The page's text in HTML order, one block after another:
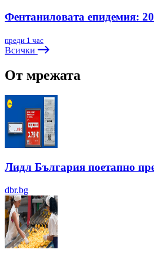
Фентаниловата епидемия:
преди 1 час
Всички
От мрежата
Лидл България поетапно
dbr.bg